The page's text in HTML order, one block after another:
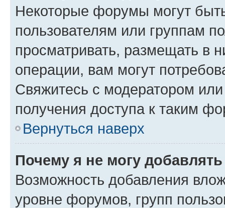
Некоторые форумы могут
пользователям или группам
просматривать, размещать в
операции, вам могут
Свяжитесь с модератором
получения доступа к таким
Вернуться наверх
Почему я не могу
Возможность добавления
уровне форумов, групп